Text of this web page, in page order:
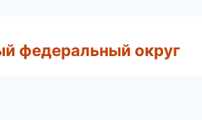
федеральный округ